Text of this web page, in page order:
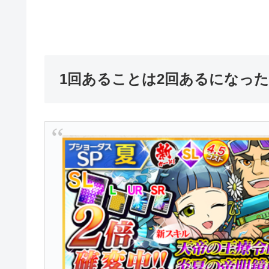
1回あることは2回あるになっ